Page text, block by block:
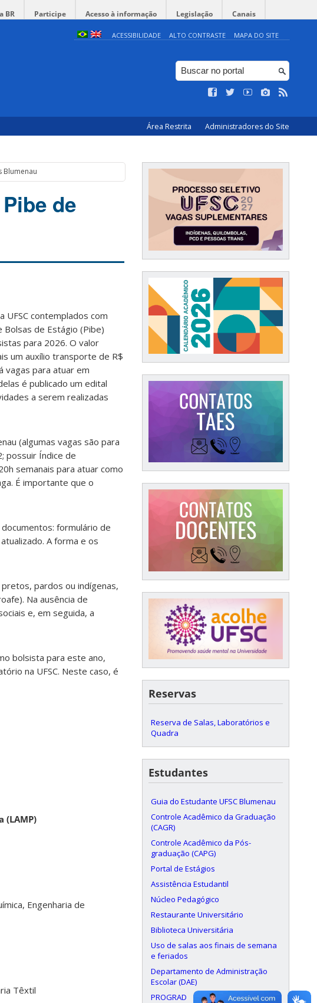
BR Participe Acesso à informação Legislação Canais
ACESSIBILIDADE ALTO CONTRASTE MAPA DO SITE
Área Restrita Administradores do Site
Blumenau
de
UFSC contemplados com
de Estágio (Pibe)
para 2026. O valor
um auxílio transporte de R$
vagas para atuar em
é publicado um edital
a serem realizadas
(algumas vagas são para
possuir Índice de
semanais para atuar como
É importante que o
formulário de
A forma e os
pardos ou indígenas,
Na ausência de
e, em seguida, a
bolsista para este ano,
na UFSC. Neste caso, é
(LAMP)
Engenharia de
Têxtil
Reservas
Reserva de Salas, Laboratórios e
Quadra
Estudantes
Guia do Estudante UFSC Blumenau
Controle Acadêmico da Graduação
(CAGR)
Controle Acadêmico da Pós-
graduação (CAPG)
Portal de Estágios
Assistência Estudantil
Núcleo Pedagógico
Restaurante Universitário
Biblioteca Universitária
Uso de salas aos finais de semana
e feriados
Departamento de Administração
Escolar (DAE)
PROGRAD